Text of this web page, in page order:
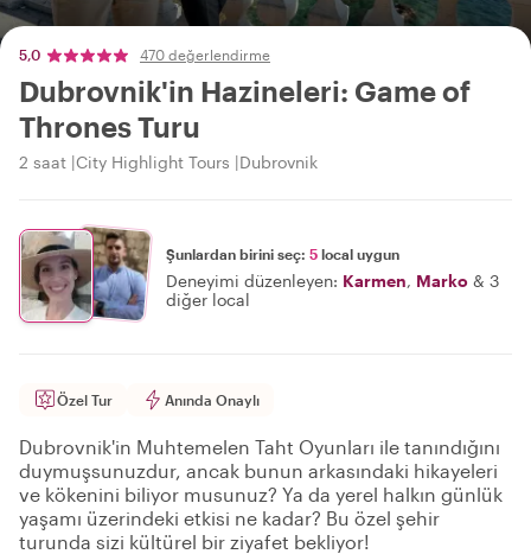
5,0 470 değerlendirme
Dubrovnik'in Hazineleri: Game of
Thrones Turu
2 saat City Highlight Tours Dubrovnik
Şunlardan birini seç: 5 local uygun
Deneyimi düzenleyen: Karmen, Marko & 3
diğer local
Özel Tur Anında Onaylı
Dubrovnik'in Muhtemelen Taht Oyunları ile tanındığını
duymuşsunuzdur, ancak bunun arkasındaki hikayeleri
ve kökenini biliyor musunuz? Ya da yerel halkın günlük
yaşamı üzerindeki etkisi ne kadar? Bu özel şehir
turunda sizi kültürel bir ziyafet bekliyor!